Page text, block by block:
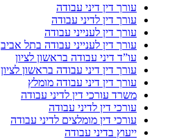
עורך דין דיני עבודה
עורך דין לדיני עבודה
עורך דין לענייני עבודה
עורך דין לענייני עבודה בתל אביב
עו”ד דיני עבודה בראשון לציון
עורך דין דיני עבודה בראשון לציון
עורך דין דיני עבודה מומלץ
משרד עורכי דין לדיני עבודה
עורכי דין לדיני עבודה
עורכי דין מומלצים לדיני עבודה
ייעוץ בדיני עבודה